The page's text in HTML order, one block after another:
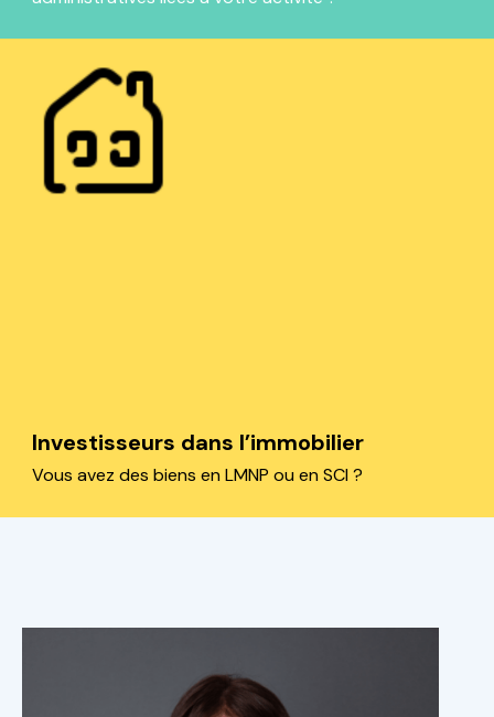
Investisseurs dans l’immobilier
Vous avez des biens en LMNP ou en SCI ?